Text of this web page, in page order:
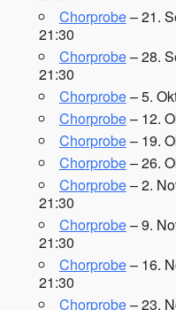
Chorprobe– 21.
21:30
Chorprobe– 28.
21:30
Chorprobe– 5.
Chorprobe– 12.
Chorprobe– 19.
Chorprobe– 26.
Chorprobe– 2.
21:30
Chorprobe– 9.
21:30
Chorprobe– 16.
21:30
Chorprobe– 23.